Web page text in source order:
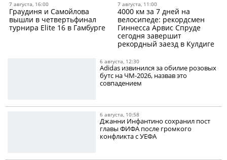
7 августа, 16:00
Граудиня и Самойлова
вышли в четвертьфинал
турнира Elite 16 в Гамбурге
7 августа, 11:00
4000 км за 7 дней на
велосипеде: рекордсмен
Гиннесса Арвис Спруде
сегодня завершит
рекордный заезд в Кулдиге
6 августа, 12:30
Adidas извинился за обилие розовых
бутс на ЧМ-2026, назвав это
совпадением
6 августа, 10:58
Джанни Инфантино сохранил пост
главы ФИФА после громкого
конфликта с УЕФА